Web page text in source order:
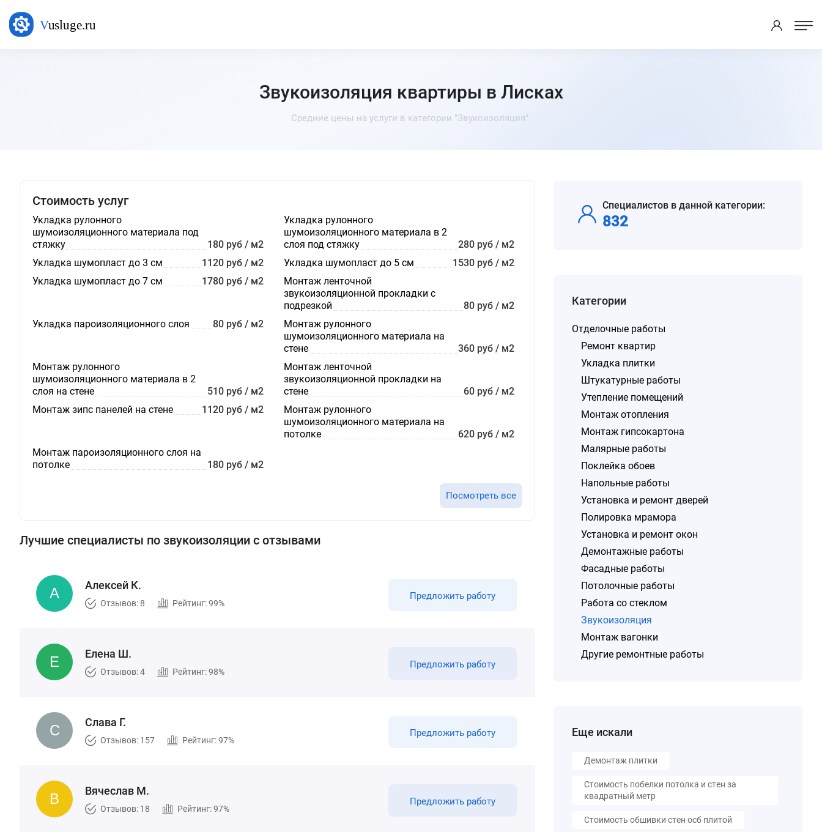
Звукоизоляция квартиры в Лисках
Средние цены на услуги в категории "Звукоизоляция".
Стоимость услуг
Укладка рулонного
шумоизоляционного материала под
стяжку
180 руб / м2
Укладка рулонного
шумоизоляционного материала в 2
слоя под стяжку
280 руб / м2
Укладка шумопласт до 3 см
1120 руб / м2 Укладка шумопласт до 5 см
1530 руб / м2
Укладка шумопласт до 7 см
1780 руб / м2
Монтаж ленточной
звукоизоляционной прокладки с
подрезкой
80 руб / м2
Укладка пароизоляционного слоя
80 руб / м2
Монтаж рулонного
шумоизоляционного материала на
стене
360 руб / м2
Монтаж рулонного
шумоизоляционного материала в 2
слоя на стене
510 руб / м2
Монтаж ленточной
звукоизоляционной прокладки на
стене
60 руб / м2
Монтаж зипс панелей на стене
1120 руб / м2
Монтаж рулонного
шумоизоляционного материала на
потолке
620 руб / м2
Монтаж пароизоляционного слоя на
потолке
180 руб / м2
Посмотреть все
Лучшие специалисты по звукоизоляции с отзывами
Алексей К.
Отзывов: 8 Рейтинг: 99%
Предложить работу
Елена Ш.
Отзывов: 4 Рейтинг: 98%
Предложить работу
Слава Г.
Отзывов: 157 Рейтинг: 97%
Предложить работу
Вячеслав М.
Отзывов: 18 Рейтинг: 97%
Предложить работу
Специалистов в данной категории:
832
Категории
Отделочные работы
Ремонт квартир
Укладка плитки
Штукатурные работы
Утепление помещений
Монтаж отопления
Монтаж гипсокартона
Малярные работы
Поклейка обоев
Напольные работы
Установка и ремонт дверей
Полировка мрамора
Установка и ремонт окон
Демонтажные работы
Фасадные работы
Потолочные работы
Работа со стеклом
Звукоизоляция
Монтаж вагонки
Другие ремонтные работы
Еще искали
Демонтаж плитки
Стоимость побелки потолка и стен за
квадратный метр
Стоимость обшивки стен осб плитой